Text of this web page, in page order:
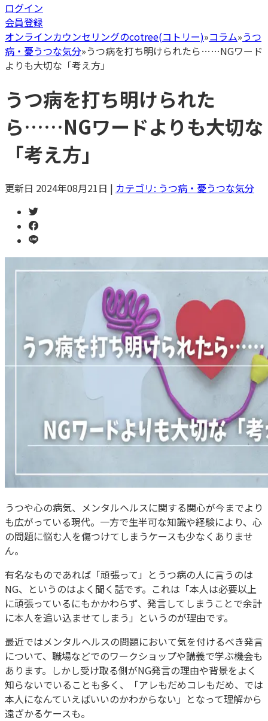
ログイン
会員登録
オンラインカウンセリングのcotree(コトリー)»コラム»うつ
病・憂うつな気分»うつ病を打ち明けられたら……NGワード
よりも大切な「考え方」
うつ病を打ち明けられた
ら……NGワードよりも大切な
「考え方」
更新日 2024年08月21日 | カテゴリ: うつ病・憂うつな気分
うつや心の病気、メンタルヘルスに関する関心が今までより
も広がっている現代。一方で生半可な知識や経験により、心
の問題に悩む人を傷つけてしまうケースも少なくありませ
ん。
有名なものであれば「頑張って」とうつ病の人に言うのは
NG、というのはよく聞く話です。これは「本人は必要以上
に頑張っているにもかかわらず、発言してしまうことで余計
に本人を追い込ませてしまう」というのが理由です。
最近ではメンタルヘルスの問題において気を付けるべき発言
について、職場などでのワークショップや講義で学ぶ機会も
あります。しかし受け取る側がNG発言の理由や背景をよく
知らないでいることも多く、「アレもだめコレもだめ、では
本人になんていえばいいのかわからない」となって理解から
遠ざかるケースも。